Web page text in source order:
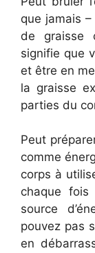
que jamais
de graisse
signifie que
et être en
la graisse
parties du
Peut
comme
corps à
chaque
source
pouvez pas
en